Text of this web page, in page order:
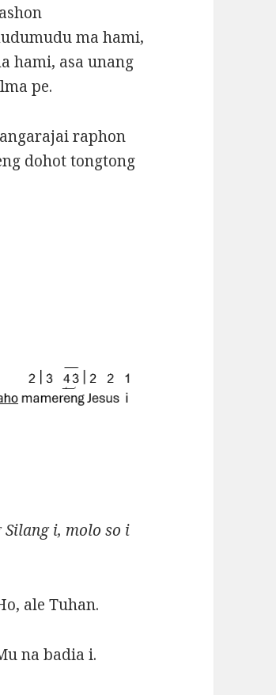
ma hami,
hami, asa unang
pe.
raphon
dohot tongtong
i, molo so i
ale Tuhan.
na badia i.